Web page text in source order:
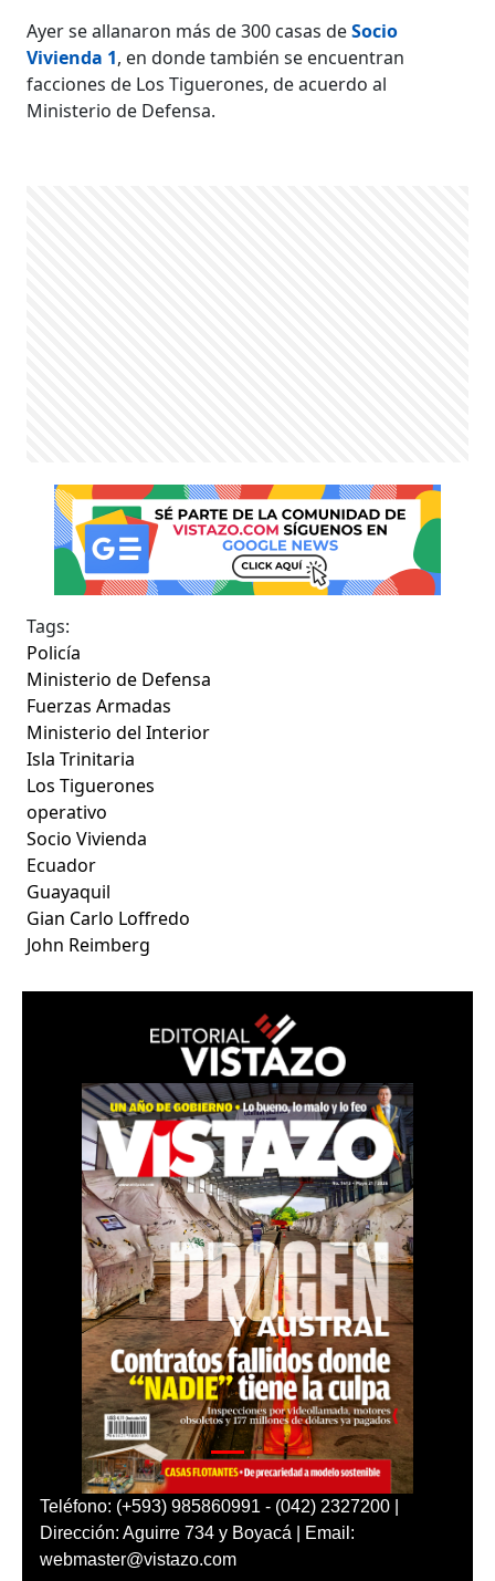
Ayer se allanaron más de 300 casas deSocio
Vivienda 1, en donde también se encuentran
facciones de Los Tiguerones, de acuerdo al
Ministerio de Defensa.
Tags:
Policía
Ministerio de Defensa
Fuerzas Armadas
Ministerio del Interior
Isla Trinitaria
Los Tiguerones
operativo
Socio Vivienda
Ecuador
Guayaquil
Gian Carlo Loffredo
John Reimberg
Teléfono: (+593) 985860991 - (042) 2327200 |
Dirección: Aguirre 734 y Boyacá | Email:
webmaster@vistazo.com